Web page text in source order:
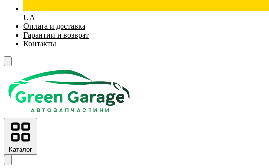
UA
Оплата и доставка
Гарантии и возврат
Контакты
Каталог